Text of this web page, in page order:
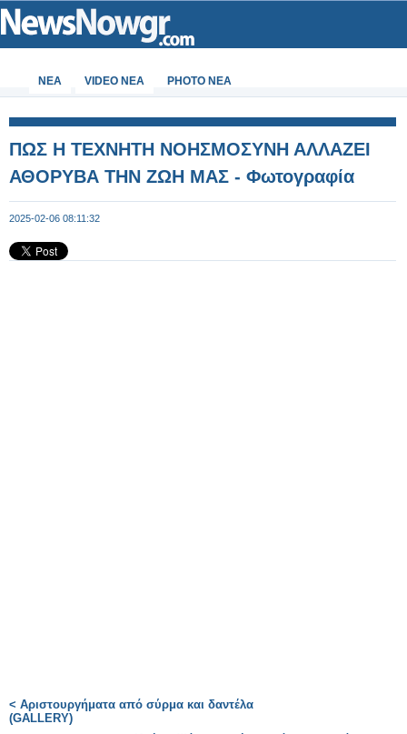
ΝΕΑ VIDEO NEA PHOTO NEA
ΠΩΣ Η ΤΕΧΝΗΤΗ ΝΟΗΣΜΟΣΥΝΗ ΑΛΛΑΖΕΙ
ΑΘΟΡΥΒΑ ΤΗΝ ΖΩΗ ΜΑΣ - Φωτογραφία
2025-02-06 08:11:32
< Αριστουργήματα από σύρμα και δαντέλα
(GALLERY)